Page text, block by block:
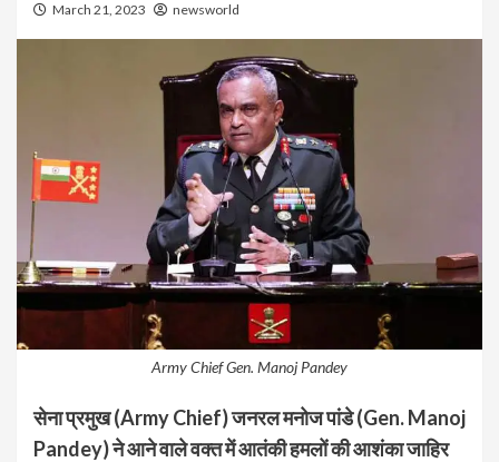
March 21, 2023 newsworld
Army Chief Gen. Manoj Pandey
सेना प्रमुख (Army Chief) जनरल मनोज पांडे (Gen. Manoj
Pandey) ने आने वाले वक्त में आतंकी हमलों की आशंका जाहिर